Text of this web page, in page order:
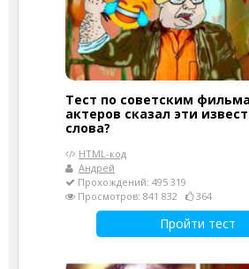
Тест по советским
актеров сказал эти
слова?
HTML-код
Андрей
Прохождений: 495 319
Просмотров: 841 832
364
Пройти тест